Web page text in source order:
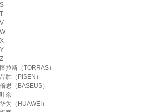
S
T
V
W
X
Y
Z
图拉斯（TORRAS）
品胜（PISEN）
倍思（BASEUS）
叶余
华为（HUAWEI）